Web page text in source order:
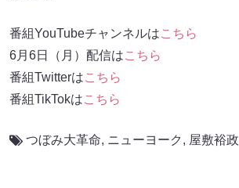
番組YouTubeチャンネルはこちら
6月6日（月）配信はこちら
番組Twitterはこちら
番組TikTokはこちら
つぼみ大革命, ニューヨーク , 屋敷裕政